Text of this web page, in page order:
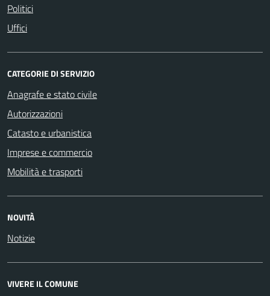
Politici
Uffici
CATEGORIE DI SERVIZIO
Anagrafe e stato civile
Autorizzazioni
Catasto e urbanistica
Imprese e commercio
Mobilità e trasporti
NOVITÀ
Notizie
VIVERE IL COMUNE